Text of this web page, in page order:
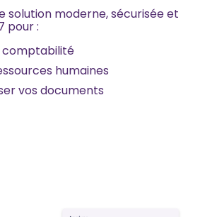
solution moderne, sécurisée et
pour :
comptabilité
humaines
vos documents